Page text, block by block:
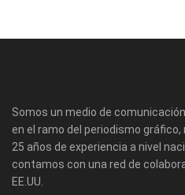
Somos un medio de
en el ramo del periodismo gráfico,
25 años de experiencia a nivel
contamos con una red de
EE.UU.